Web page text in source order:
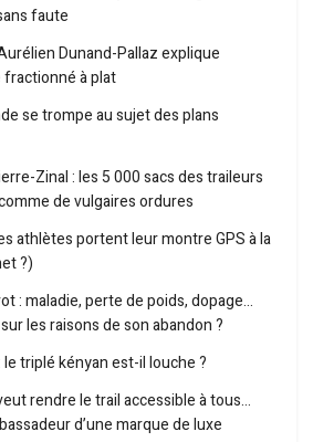
faute
Dunand-Pallaz explique
à plat
se trompe au sujet des plans
Zinal : les 5 000 sacs des traileurs
de vulgaires ordures
athlètes portent leur montre GPS à la
?)
: maladie, perte de poids, dopage…
les raisons de son abandon ?
triplé kényan est-il louche ?
rendre le trail accessible à tous…
d’une marque de luxe